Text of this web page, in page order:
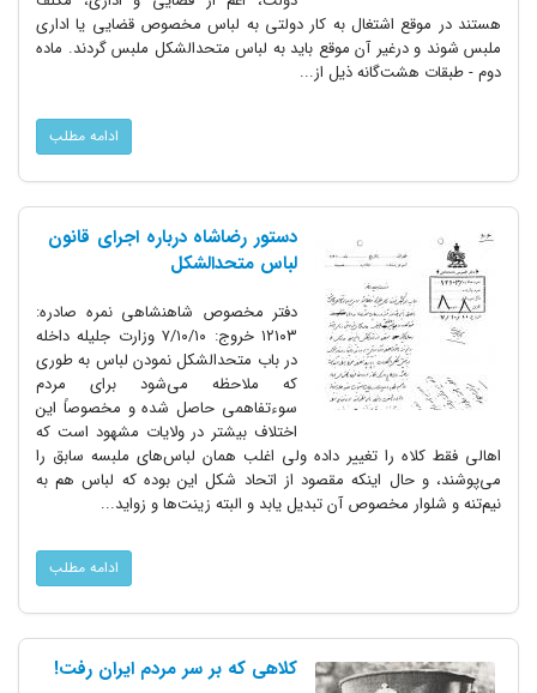
هستند در موقع اشتغال به کار دولتی به لباس مخصوص قضایی یا اداری
ملبس شوند و درغیر آن موقع باید به لباس متحدالشکل ملبس گردند. ماده
دوم - طبقات هشت‌گانه ذیل از...
ادامه مطلب
دستور رضاشاه درباره اجرای قانون
لباس متحدالشکل
دفتر مخصوص شاهنشاهی نمره صادره:
۱۲۱۰۳ خروج: ۷/۱۰/۱۰ وزارت جلیله داخله
در باب متحدالشکل نمودن لباس به طوری
که ملاحظه می‌شود برای مردم
سوءتفاهمی حاصل شده و مخصوصاً این
اختلاف بیشتر در ولایات مشهود است که
اهالی فقط کلاه را تغییر داده ولی اغلب همان لباس‌های ملبسه سابق را
می‌پوشند، و حال اینکه مقصود از اتحاد شکل این بوده که لباس هم به
نیم‌تنه و شلوار مخصوص آن تبدیل یابد و البته زینت‌ها و زواید...
ادامه مطلب
کلاهی که بر سر مردم ایران رفت!